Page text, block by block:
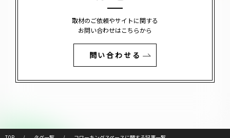
取材のご依頼やサイトに関する
お問い合わせはこちらから
問い合わせる